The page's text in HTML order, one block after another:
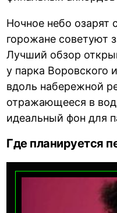
Ночное небо озарят
горожане советуют
Лучший обзор
у парка Воровского
вдоль набережной
отражающееся в
идеальный фон для
Где планируется